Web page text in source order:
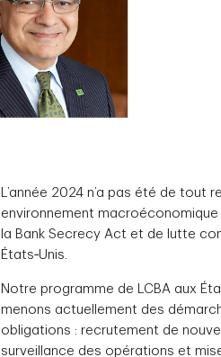
L’année 2024 n’a pas été de
environnement
la Bank Secrecy Act et de lutte
États‑Unis.
Notre programme de LCBA aux
menons actuellement des
obligations : recrutement de
surveillance des opérations et